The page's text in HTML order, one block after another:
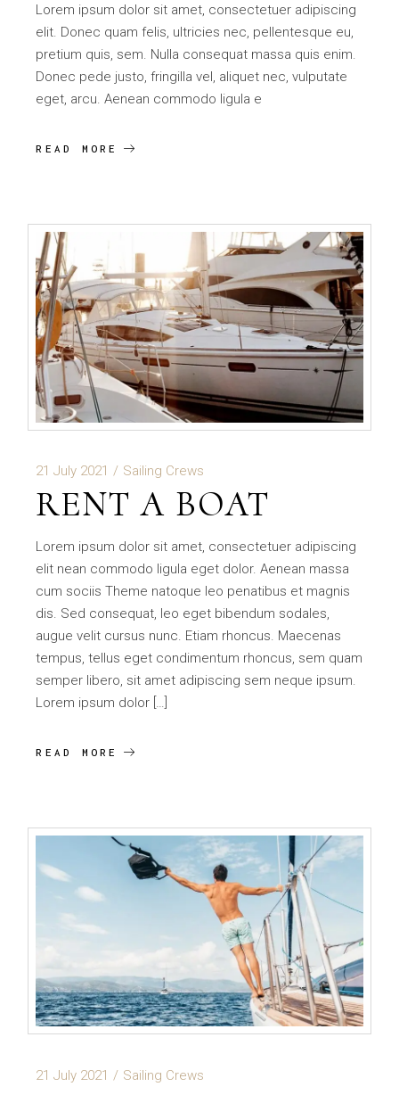
Lorem ipsum dolor sit amet, consectetuer adipiscing
elit. Donec quam felis, ultricies nec, pellentesque eu,
pretium quis, sem. Nulla consequat massa quis enim.
Donec pede justo, fringilla vel, aliquet nec, vulputate
eget, arcu. Aenean commodo ligula e
READ MORE
21 July 2021 Sailing Crews
RENT A BOAT
Lorem ipsum dolor sit amet, consectetuer adipiscing
elit nean commodo ligula eget dolor. Aenean massa
cum sociis Theme natoque leo penatibus et magnis
dis. Sed consequat, leo eget bibendum sodales,
augue velit cursus nunc. Etiam rhoncus. Maecenas
tempus, tellus eget condimentum rhoncus, sem quam
semper libero, sit amet adipiscing sem neque ipsum.
Lorem ipsum dolor […]
READ MORE
21 July 2021 Sailing Crews